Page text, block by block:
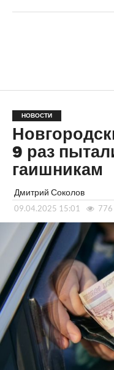
НОВОСТИ
9 раз
гаишникам
Дмитрий Соколов
09.04.2025 15:01 776